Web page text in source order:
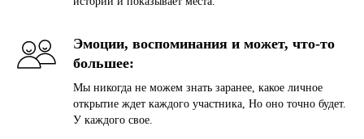
Эмоции, воспоминания и может, что-то
большее:
Мы никогда не можем знать заранее, какое личное
открытие ждет каждого участника, Но оно точно будет.
У каждого свое.